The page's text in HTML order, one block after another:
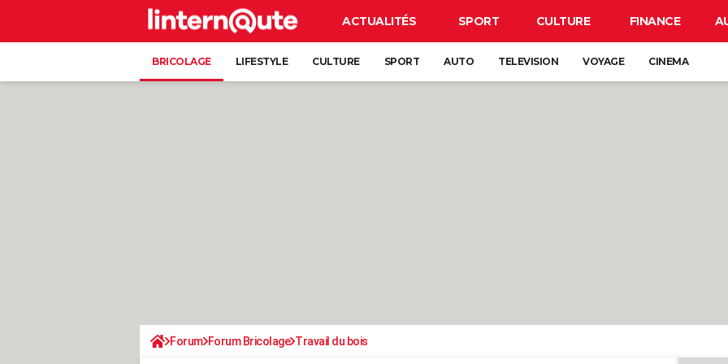
ACTUALITÉS SPORT CULTURE FINANCE
BRICOLAGE LIFESTYLE CULTURE SPORT AUTO TELEVISION VOYAGE CINEMA
Forum Forum Bricolage Travail du bois